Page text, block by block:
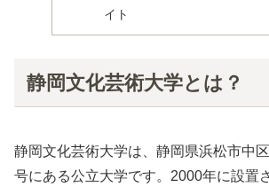
イト
静岡文化芸術大学とは？
静岡文化芸術大学は、静岡県浜松市中
号にある公立大学です。2000年に設置